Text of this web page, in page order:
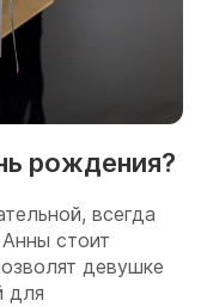
рождения?
всегда
стоит
девушке
для